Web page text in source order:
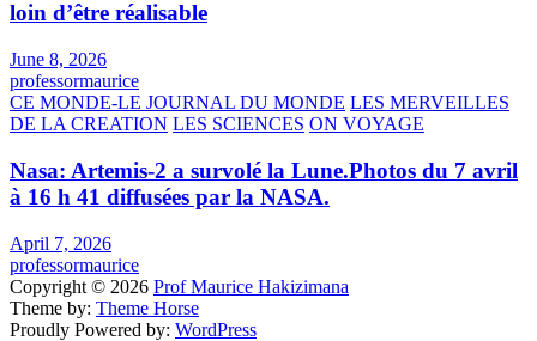
loin d’être réalisable
June 8, 2026
professormaurice
CE MONDE-LE JOURNAL DU MONDE LES MERVEILLES
DE LA CREATION LES SCIENCES ON VOYAGE
Nasa: Artemis-2 a survolé la Lune.Photos du 7 avril
à 16 h 41 diffusées par la NASA.
April 7, 2026
professormaurice
Copyright © 2026 Prof Maurice Hakizimana
Theme by: Theme Horse
Proudly Powered by: WordPress